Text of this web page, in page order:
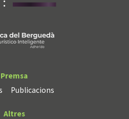
Premsa
Publicacions
Altres